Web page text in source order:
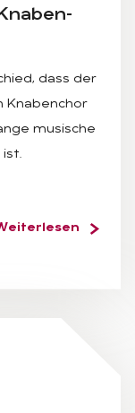
dass der
Knabenchor
musische
ist.